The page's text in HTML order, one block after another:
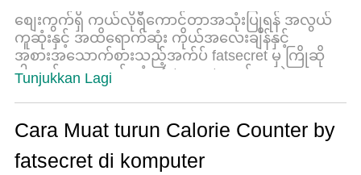
စျေးကွက်ရှိ ကယ်လိုရီကောင်တာအသုံးပြုရန် အလွယ်
ကူဆုံးနှင့် အထိရောက်ဆုံး ကိုယ်အလေးချိန်နှင့်
အစားအသောက်စားသည့်အက်ပ် fatsecret မှ ကြိုဆို
ပါသည်။ အကောင်းဆုံး၊ fatsecret သည်အခမဲ့
ဖြစ်သည်။
သင့်အစားအစာ၊ လေ့ကျင့်ခန်းနှင့် ကိုယ်အလေးချိန်ကို
ခြေရာခံပါ၊ ကမ္ဘာ့အရည်အသွေးအမြင့်ဆုံး အစားအစာ
နှင့် အာဟာရဒေတာဘေ့စ်ကို အသုံးပြု၍ ပိုမို
Tunjukkan Lagi
Cara Muat turun Calorie Counter by
fatsecret di komputer